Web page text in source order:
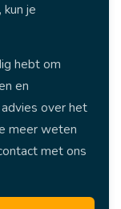
je
hebt om
en
over het
meer weten
met ons